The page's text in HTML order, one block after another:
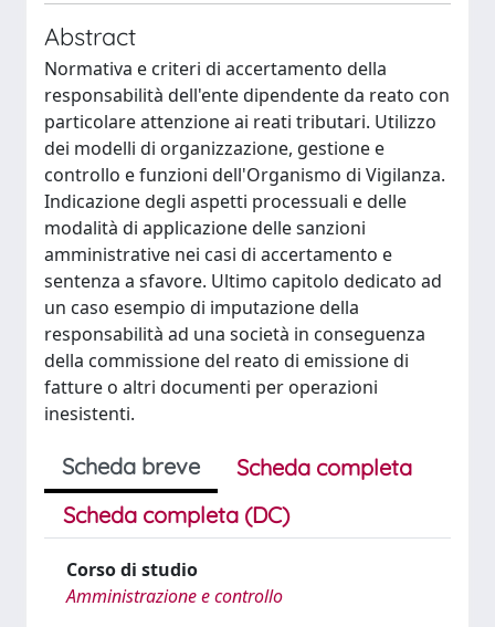
Abstract
Normativa e criteri di accertamento della
responsabilità dell'ente dipendente da reato con
particolare attenzione ai reati tributari. Utilizzo
dei modelli di organizzazione, gestione e
controllo e funzioni dell'Organismo di Vigilanza.
Indicazione degli aspetti processuali e delle
modalità di applicazione delle sanzioni
amministrative nei casi di accertamento e
sentenza a sfavore. Ultimo capitolo dedicato ad
un caso esempio di imputazione della
responsabilità ad una società in conseguenza
della commissione del reato di emissione di
fatture o altri documenti per operazioni
inesistenti.
Scheda breve
Scheda completa
Scheda completa (DC)
Corso di studio
Amministrazione e controllo